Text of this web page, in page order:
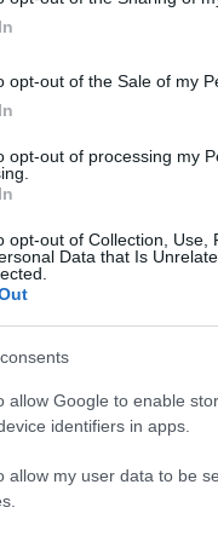
consent section.
opt-out of the Sale of my
opt-out of processing my
opt-out of Collection, Use,
Data that Is
allow Google to enable
identifiers in apps.
allow my user data to be
RICHIESTA
nasale e